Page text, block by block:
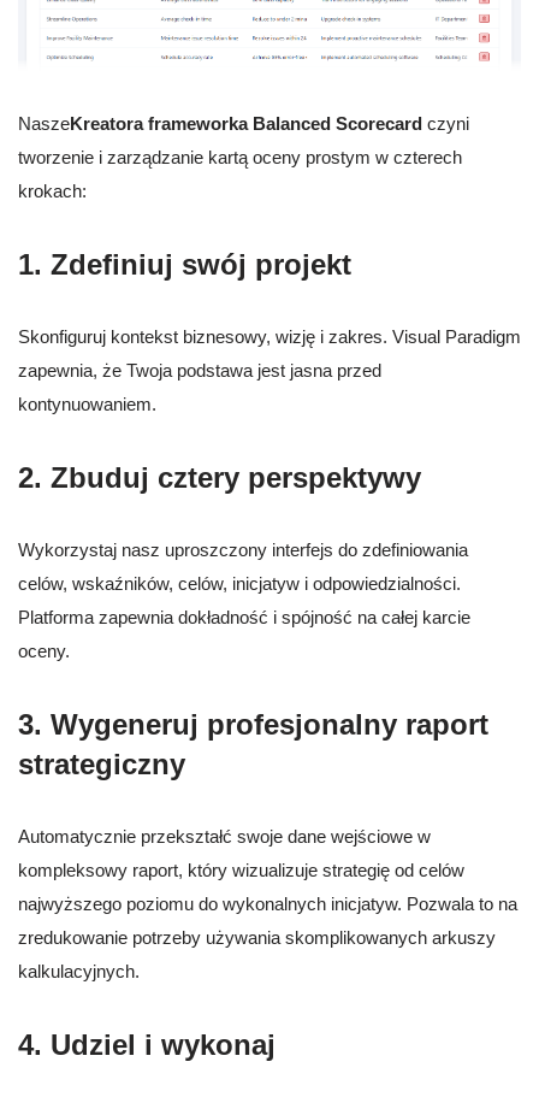
NaszeKreatora frameworka Balanced Scorecard czyni
tworzenie i zarządzanie kartą oceny prostym w czterech
krokach:
1. Zdefiniuj swój projekt
Skonfiguruj kontekst biznesowy, wizję i zakres. Visual Paradigm
zapewnia, że Twoja podstawa jest jasna przed
kontynuowaniem.
2. Zbuduj cztery perspektywy
Wykorzystaj nasz uproszczony interfejs do zdefiniowania
celów, wskaźników, celów, inicjatyw i odpowiedzialności.
Platforma zapewnia dokładność i spójność na całej karcie
oceny.
3. Wygeneruj profesjonalny raport
strategiczny
Automatycznie przekształć swoje dane wejściowe w
kompleksowy raport, który wizualizuje strategię od celów
najwyższego poziomu do wykonalnych inicjatyw. Pozwala to na
zredukowanie potrzeby używania skomplikowanych arkuszy
kalkulacyjnych.
4. Udziel i wykonaj